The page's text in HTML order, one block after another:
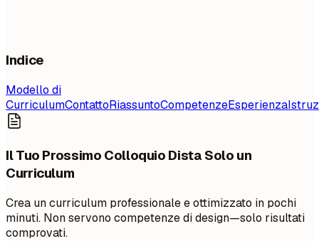
Indice
Modello di
CurriculumContattoRiassuntoCompetenzeEsperienza
Il Tuo Prossimo Colloquio Dista Solo un
Curriculum
Crea un curriculum professionale e ottimizzato in pochi
minuti. Non servono competenze di design—solo risultati
comprovati.